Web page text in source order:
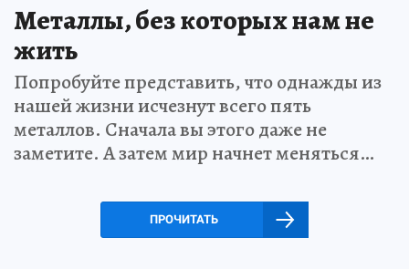
Металлы, без которых нам не
жить
Попробуйте представить, что однажды из
нашей жизни исчезнут всего пять
металлов. Сначала вы этого даже не
заметите. А затем мир начнет меняться…
ПРОЧИТАТЬ